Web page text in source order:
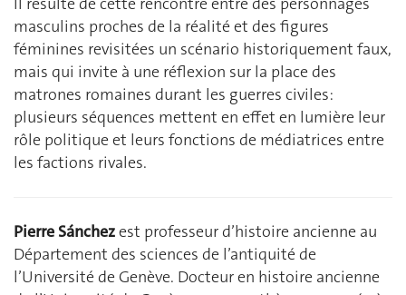
masculins proches de la réalité et des figures
féminines revisitées un scénario historiquement faux,
mais qui invite à une réflexion sur la place des
matrones romaines durant les guerres civiles:
plusieurs séquences mettent en effet en lumière leur
rôle politique et leurs fonctions de médiatrices entre
les factions rivales.
Pierre Sánchezest professeur d’histoire ancienne au
Département des sciences de l’antiquité de
l’Université de Genève. Docteur en histoire ancienne